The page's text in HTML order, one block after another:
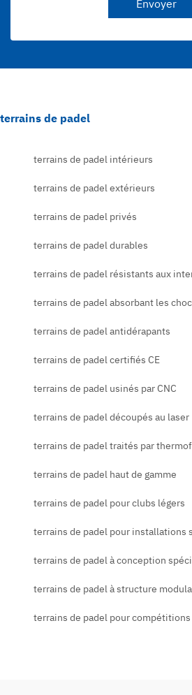
Envoyer
terrains de padel
terrains de padel intérieurs
terrains de padel extérieurs
terrains de padel privés
terrains de padel durables
terrains de padel résistants aux
terrains de padel absorbant les
terrains de padel antidérapants
terrains de padel certifiés CE
terrains de padel usinés par CNC
terrains de padel découpés au laser
terrains de padel traités par
terrains de padel haut de gamme
terrains de padel pour clubs légers
terrains de padel pour installations
terrains de padel à conception
terrains de padel à structure
terrains de padel pour